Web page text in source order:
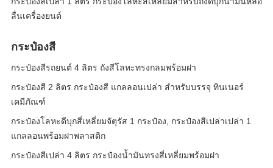
ลื่นเครื่องยนต์
กระป๋องสี
กระป๋องสีรถยนต์ 4 ลิตร ถังสีโลหะทรงกลมพร้อมฝา
กระป๋องสี 2 ลิตร กระป๋องสี แกลลอนเปล่า สำหรับบรรจุ ทินเนอร์
เคมีภัณฑ์
กระป๋องโลหะดีบุกสี่เหลี่ยมจัตุรัส 1 กระป๋อง, กระป๋องสีเปล่าเปล่า 1
แกลลอนพร้อมฝาพลาสติก
กระป๋องสีเปล่า 4 ลิตร กระป๋องน้ำมันทรงสี่เหลี่ยมพร้อมฝา